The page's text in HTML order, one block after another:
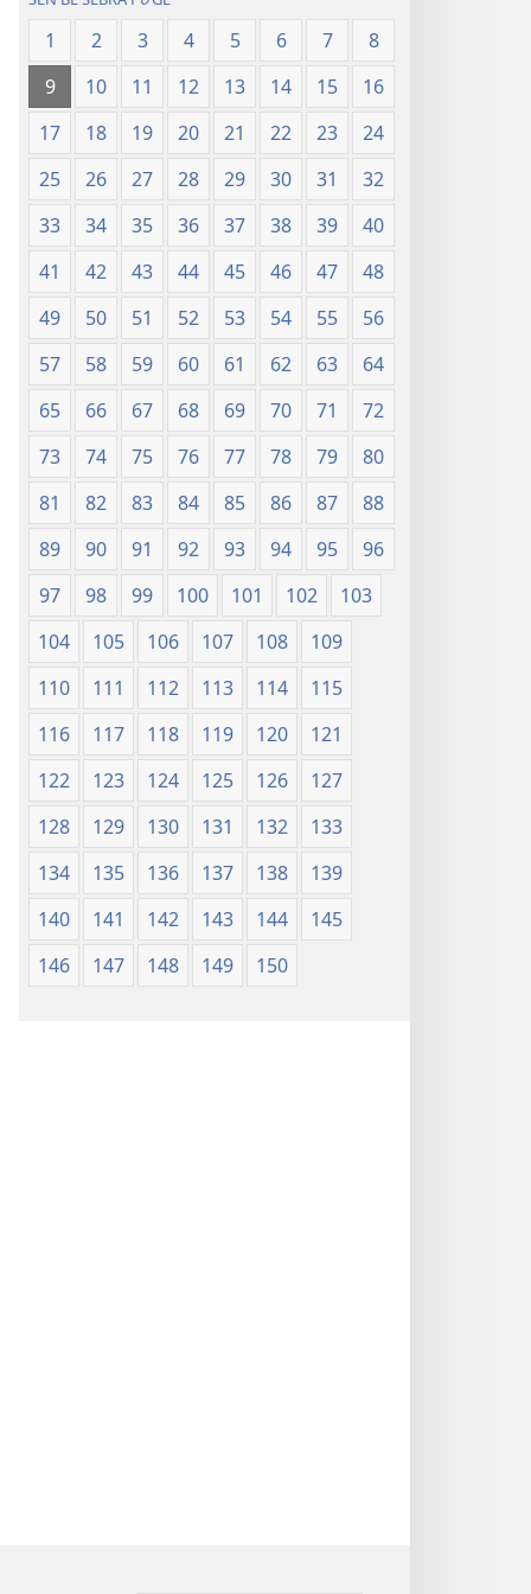
1 2 3 4 5 6 7
8
9
10 11 12 13 14 15
16
17
18 19 20 21 22 23
24
25
26 27 28 29 30 31
32
33
34 35 36 37 38 39
40
41
42 43 44 45 46 47
48
49
50 51 52 53 54 55
56
57
58 59 60 61 62 63
64
65
66 67 68 69 70 71
72
73
74 75 76 77 78 79
80
81
82 83 84 85 86 87
88
89
90 91 92 93 94 95
96
97
98 99 100 101 102
103
104
105 106 107 108
109
110
111 112 113 114
115
116
117 118 119 120
121
122
123 124 125 126
127
128
129 130 131 132
133
134
135 136 137 138
139
140
141 142 143 144
145
146
147 148 149 150